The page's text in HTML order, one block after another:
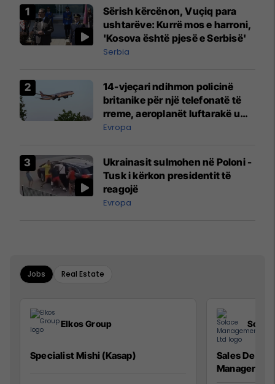
Sërish kërcënon, Vuçiq para
ushtarëve: Kurrë mos e harroni,
'Kosova është pjesë e Serbisë'
Serbia
14-vjeçari ndihmon policinë
britanike për një telefonatë të
rreme, aeroplanët luftarakë u
ngritën në ajër për të
Mançesterit
Evropa
Ukrainasit sulmohen në Poloni -
Tusk i kërkon presidentit të
reagojë
Evropa
Jobs Real Estate
Elkos Group
Specialist Mishi (Kasap)
Sales
Manager